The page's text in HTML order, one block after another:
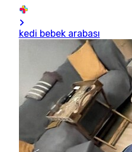
kedi bebek arabası